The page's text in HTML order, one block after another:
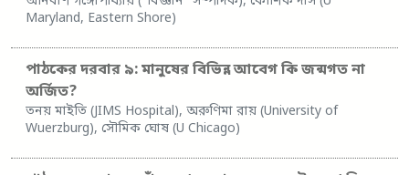
Maryland, Eastern Shore)
পাঠকের দরবার ৯: মানুষের বিভিন্ন আবেগ কি জন্মগত না
অর্জিত?
তনয় মাইতি (JIMS Hospital), অরুণিমা রায় (University of
Wuerzburg), সৌমিক ঘোষ (U Chicago)